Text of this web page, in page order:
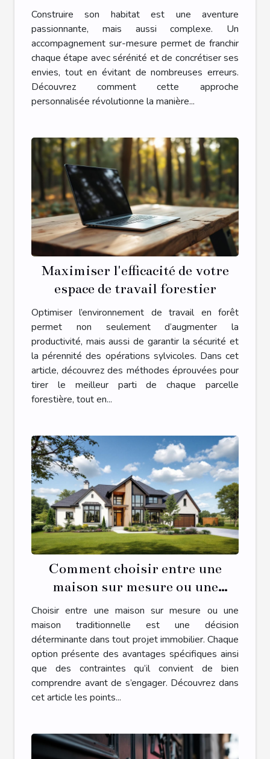
construction de votre habitat ?
Construire son habitat est une aventure
passionnante, mais aussi complexe. Un
accompagnement sur-mesure permet de franchir
chaque étape avec sérénité et de concrétiser ses
envies, tout en évitant de nombreuses erreurs.
Découvrez comment cette approche
personnalisée révolutionne la manière...
Maximiser l'efficacité de votre
espace de travail forestier
Optimiser l’environnement de travail en forêt
permet non seulement d’augmenter la
productivité, mais aussi de garantir la sécurité et
la pérennité des opérations sylvicoles. Dans cet
article, découvrez des méthodes éprouvées pour
tirer le meilleur parti de chaque parcelle
forestière, tout en...
Comment choisir entre une
maison sur mesure ou une
maison traditionnelle ?
Choisir entre une maison sur mesure ou une
maison traditionnelle est une décision
déterminante dans tout projet immobilier. Chaque
option présente des avantages spécifiques ainsi
que des contraintes qu’il convient de bien
comprendre avant de s’engager. Découvrez dans
cet article les points...